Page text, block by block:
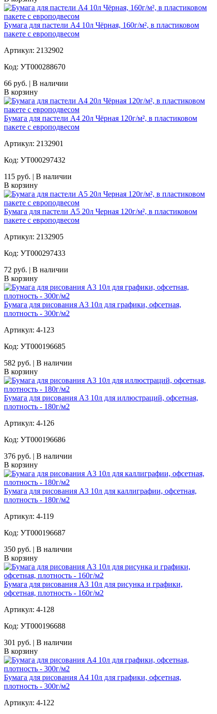
Бумага для пастели A4 10л Чёрная, 160г/м², в пластиковом
пакете с европодвесом
Артикул: 2132902
Код: УТ000288670
66 руб. | В наличии
В корзину
Бумага для пастели A4 20л Чёрная 120г/м², в пластиковом
пакете с европодвесом
Артикул: 2132901
Код: УТ000297432
115 руб. | В наличии
В корзину
Бумага для пастели A5 20л Черная 120г/м², в пластиковом
пакете с европодвесом
Артикул: 2132905
Код: УТ000297433
72 руб. | В наличии
В корзину
Бумага для рисования А3 10л для графики, офсетная,
плотность - 300г/м2
Артикул: 4-123
Код: УТ000196685
582 руб. | В наличии
В корзину
Бумага для рисования А3 10л для иллюстраций, офсетная,
плотность - 180г/м2
Артикул: 4-126
Код: УТ000196686
376 руб. | В наличии
В корзину
Бумага для рисования А3 10л для каллиграфии, офсетная,
плотность - 180г/м2
Артикул: 4-119
Код: УТ000196687
350 руб. | В наличии
В корзину
Бумага для рисования А3 10л для рисунка и графики,
офсетная, плотность - 160г/м2
Артикул: 4-128
Код: УТ000196688
301 руб. | В наличии
В корзину
Бумага для рисования А4 10л для графики, офсетная,
плотность - 300г/м2
Артикул: 4-122